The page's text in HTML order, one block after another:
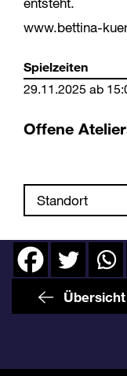
www.bettina-
Spielzeiten
29.11.2025 ab
Offene
Standort
Übersicht